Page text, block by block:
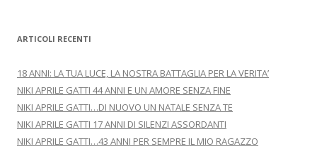
ARTICOLI RECENTI
18 ANNI: LA TUA LUCE, LA NOSTRA BATTAGLIA PER LA VERITA’
NIKI APRILE GATTI 44 ANNI E UN AMORE SENZA FINE
NIKI APRILE GATTI…DI NUOVO UN NATALE SENZA TE
NIKI APRILE GATTI 17 ANNI DI SILENZI ASSORDANTI
NIKI APRILE GATTI…43 ANNI PER SEMPRE IL MIO RAGAZZO